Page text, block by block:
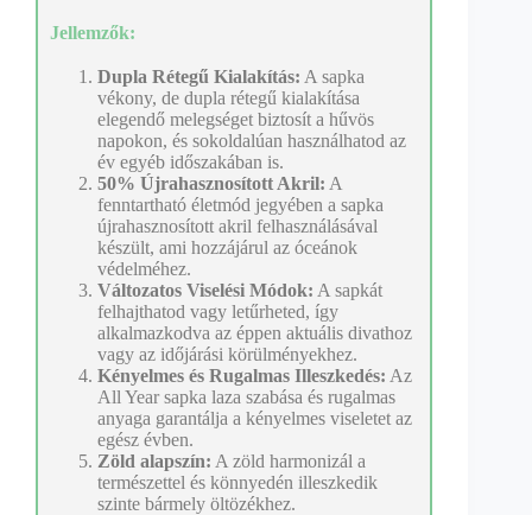
Jellemzők:
Dupla Rétegű Kialakítás: A sapka
vékony, de dupla rétegű kialakítása
elegendő melegséget biztosít a hűvös
napokon, és sokoldalúan használhatod az
év egyéb időszakában is.
50% Újrahasznosított Akril: A
fenntartható életmód jegyében a sapka
újrahasznosított akril felhasználásával
készült, ami hozzájárul az óceánok
védelméhez.
Változatos Viselési Módok: A sapkát
felhajthatod vagy letűrheted, így
alkalmazkodva az éppen aktuális divathoz
vagy az időjárási körülményekhez.
Kényelmes és Rugalmas Illeszkedés: Az
All Year sapka laza szabása és rugalmas
anyaga garantálja a kényelmes viseletet az
egész évben.
Zöld alapszín: A zöld harmonizál a
természettel és könnyedén illeszkedik
szinte bármely öltözékhez.